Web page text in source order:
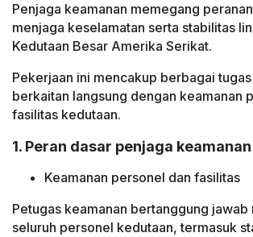
Penjaga keamanan memegang
menjaga keselamatan serta stabilitas
Kedutaan Besar Amerika Serikat.
Pekerjaan ini mencakup berbagai
berkaitan langsung dengan keamanan
fasilitas kedutaan.
1. Peran dasar penjaga keamanan
Keamanan personel dan fasilitas
Petugas keamanan bertanggung jawab
seluruh personel kedutaan, termasuk